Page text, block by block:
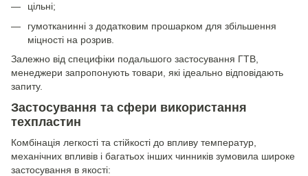
цільні;
гумотканинні з додатковим прошарком для збільшення
міцності на розрив.
Залежно від специфіки подальшого застосування ГТВ,
менеджери запропонують товари, які ідеально відповідають
запиту.
Застосування та сфери використання
техпластин
Комбінація легкості та стійкості до впливу температур,
механічних впливів і багатьох інших чинників зумовила широке
застосування в якості: